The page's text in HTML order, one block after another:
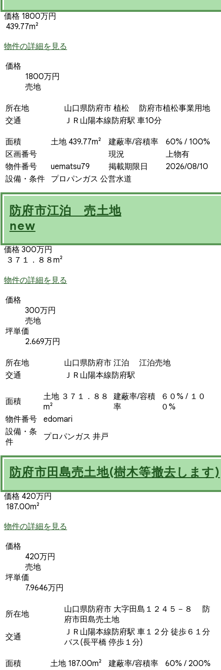
価格 1800万円
439.77m²
物件の詳細を見る
価格
1800万円
売地
所在地
山口県防府市 植松 防府市植松事業用地
交通
ＪＲ山陽本線防府駅 車10分
面積 土地 439.77m² 建蔽率/容積率
60% / 100%
区画番号
現況
上物有
物件番号
uematsu79 掲載期限日
2026/08/10
設備・条件
プロパンガス 公営水道
防府市江泊 売土地
new
価格 300万円
３７１．８８m²
物件の詳細を見る
価格
300万円
売地
坪単価
2.669万円
所在地
山口県防府市 江泊 江泊売地
交通
ＪＲ山陽本線防府駅
面積
土地 ３７１．８８
m²
建蔽率/容積
率
６０% / １０
０%
物件番号
edomari
設備・条
件
プロパンガス 井戸
防府市田島売土地(樹木等撤去します)
価格 420万円
187.00m²
物件の詳細を見る
価格
420万円
売地
坪単価
7.9646万円
所在地
山口県防府市 大字田島１２４５－８ 防
府市田島売土地
交通
ＪＲ山陽本線防府駅 車１２分 徒歩６１分
バス(長平橋 停歩１分)
面積 土地 187.00m² 建蔽率/容積率
60% / 200%